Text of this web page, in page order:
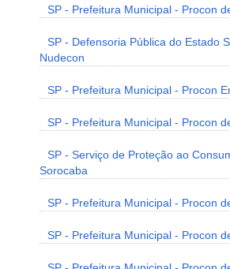
SP - Prefeitura Municipal - Procon
SP - Defensoria Pública do Estado
Nudecon
SP - Prefeitura Municipal - Procon
SP - Prefeitura Municipal - Procon
SP - Serviço de Proteção ao
Sorocaba
SP - Prefeitura Municipal - Procon
SP - Prefeitura Municipal - Procon